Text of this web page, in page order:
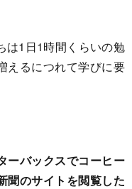
は1日1時間くらいの勉
えるにつれて学びに要
ーバックスでコーヒー
聞のサイトを閲覧した